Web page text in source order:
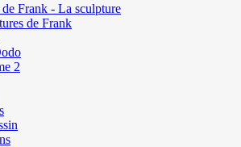
Frank - La sculpture
de Frank
2